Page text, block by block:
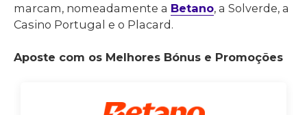
marcam, nomeadamente a Betano, a Solverde, a
Casino Portugal e o Placard.
Aposte com os Melhores Bónus e Promoções